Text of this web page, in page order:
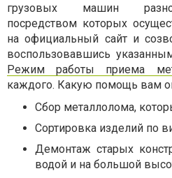
грузовых машин
посредством которых
на официальный сайт и
воспользовавшись
Режим работы приема
каждого. Какую помощь вам
Сбор металлолома,
Сортировка изделий по
Демонтаж старых
водой и на большой